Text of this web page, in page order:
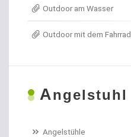
Angelschnur Dorsch
Angelschnur Feedern
Outdoor am Wasser
Outdoor mit dem Fahrrad
Angelstuhl
Angelstühle